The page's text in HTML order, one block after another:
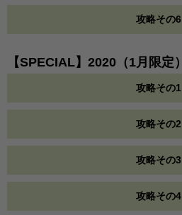
攻略その6
【SPECIAL】2020（1月限定）
攻略その1
攻略その2
攻略その3
攻略その4